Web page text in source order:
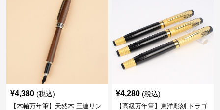
¥4,380 (税込)
【木軸万年筆】天然木 三連リン
¥4,280 (税込)
【高級万年筆】東洋彫刻 ドラゴ